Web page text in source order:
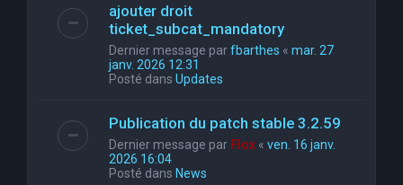
ajouter droit
ticket_subcat_mandatory
Dernier message parfbarthes « mar. 27
janv. 2026 12:31
Posté dans Updates
Publication du patch stable 3.2.59
Dernier message par Flox « ven. 16 janv.
2026 16:04
Posté dans News